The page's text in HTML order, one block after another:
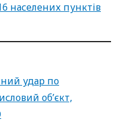
населених пунктів
удар по
об’єкт,